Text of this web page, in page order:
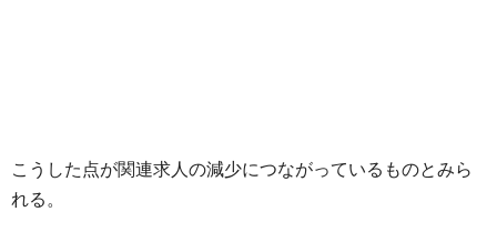
こうした点が関連求人の減少につながっているものとみら
れる。